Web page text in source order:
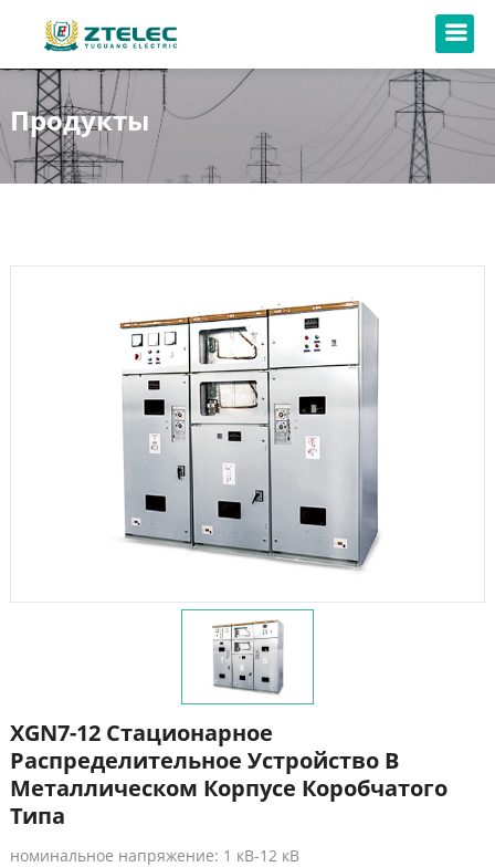
Продукты
XGN7-12 Стационарное
Распределительное Устройство В
Металлическом Корпусе Коробчатого
Типа
номинальное напряжение: 1 кВ-12 кВ